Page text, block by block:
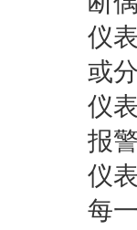
仪
或
仪
报
仪
每